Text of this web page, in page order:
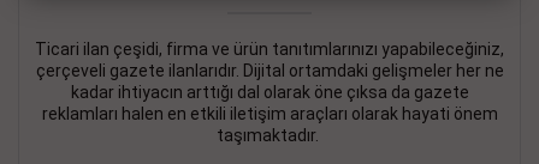
Ticari ilan çeşidi, firma ve ürün tanıtımlarınızı yapabileceğiniz,
çerçeveli gazete ilanlarıdır. Dijital ortamdaki gelişmeler her ne
kadar ihtiyacın arttığı dal olarak öne çıksa da gazete
reklamları halen en etkili iletişim araçları olarak hayati önem
taşımaktadır.
BAKIRKÖY SATILIK İlanı- 11.09.2018
KARTALTEPEde kelepir 2+ 1 satılık daire